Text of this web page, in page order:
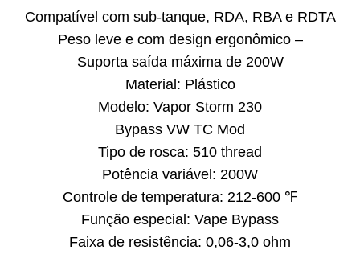
Compatível com sub-tanque, RDA, RBA e RDTA
Peso leve e com design ergonômico –
Suporta saída máxima de 200W
Material: Plástico
Modelo: Vapor Storm 230
Bypass VW TC Mod
Tipo de rosca: 510 thread
Potência variável: 200W
Controle de temperatura: 212-600 ℉
Função especial: Vape Bypass
Faixa de resistência: 0,06-3,0 ohm